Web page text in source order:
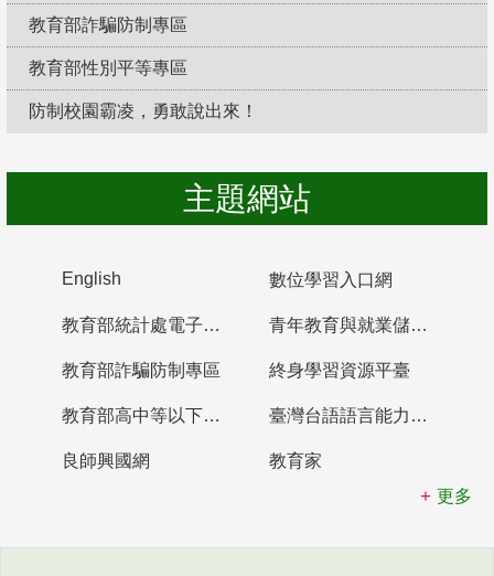
教育部詐騙防制專區
教育部性別平等專區
防制校園霸凌，勇敢說出來！
主題網站
English 數位學習入口網
教育部統計處電子書櫃 青年教育與就業儲蓄帳戶
教育部詐騙防制專區 終身學習資源平臺
教育部高中等以下學校及幼兒園教師資格檢定考試 臺灣台語語言能力認證網站
良師興國網
教育家
更多